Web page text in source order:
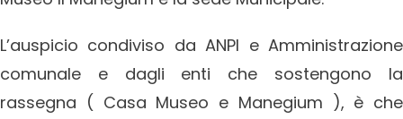
L’auspicio condiviso da ANPI e Amministrazione
comunale e dagli enti che sostengono la
rassegna ( Casa Museo e Manegium ), è che